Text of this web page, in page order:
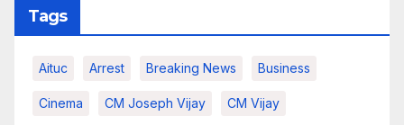
Tags
Aituc Arrest Breaking News​ Business
Cinema CM Joseph Vijay CM Vijay